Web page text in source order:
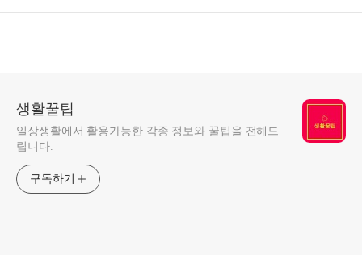
생활꿀팁
일상생활에서 활용가능한 각종 정보와 꿀팁을 전해드
립니다.
구독하기